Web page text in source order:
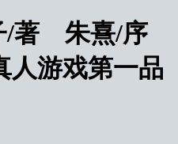
/著 朱熹/序
人游戏第一品